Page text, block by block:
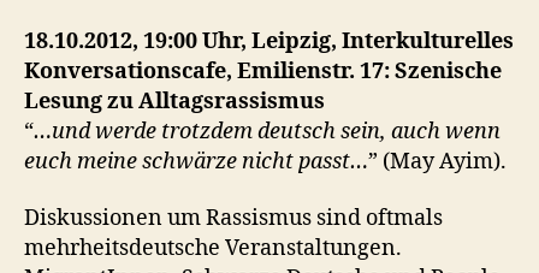
18.10.2012, 19:00 Uhr, Leipzig, Interkulturelles
Konversationscafe, Emilienstr. 17: Szenische
Lesung zu Alltagsrassismus
“…und werde trotzdem deutsch sein, auch wenn
euch meine schwärze nicht passt…” (May Ayim).
Diskussionen um Rassismus sind oftmals
mehrheitsdeutsche Veranstaltungen.